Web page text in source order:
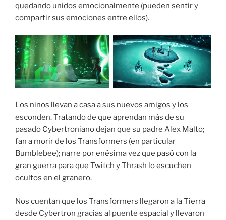
quedando unidos emocionalmente (pueden sentir y
compartir sus emociones entre ellos).
Los niños llevan a casa a sus nuevos amigos y los
esconden. Tratando de que aprendan más de su
pasado Cybertroniano dejan que su padre Alex Malto;
fan a morir de los Transformers (en particular
Bumblebee); narre por enésima vez que pasó con la
gran guerra para que Twitch y Thrash lo escuchen
ocultos en el granero.
Nos cuentan que los Transformers llegaron a la Tierra
desde Cybertron gracias al puente espacial y llevaron